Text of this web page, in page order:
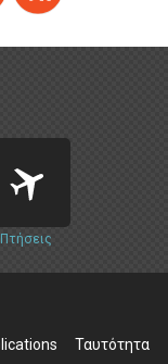
Πτήσεις
Ταυτότητα